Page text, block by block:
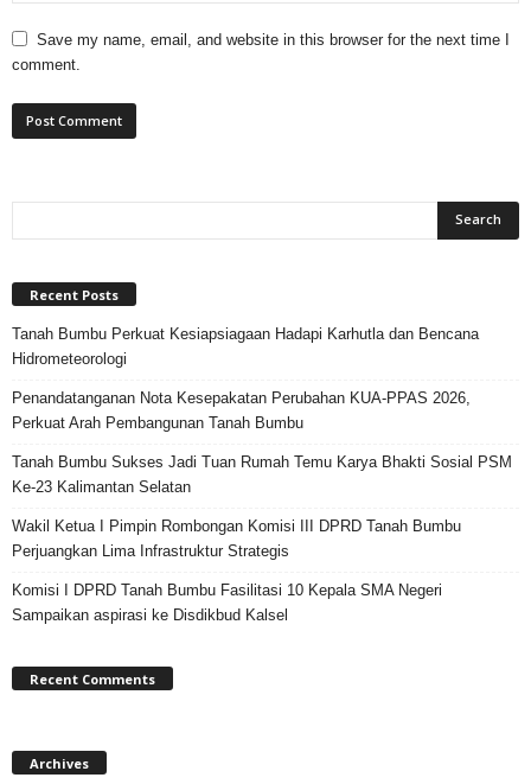
Save my name, email, and website in this browser for the next time I
comment.
Recent Posts
Tanah Bumbu Perkuat Kesiapsiagaan Hadapi Karhutla dan Bencana
Hidrometeorologi
Penandatanganan Nota Kesepakatan Perubahan KUA-PPAS 2026,
Perkuat Arah Pembangunan Tanah Bumbu
Tanah Bumbu Sukses Jadi Tuan Rumah Temu Karya Bhakti Sosial PSM
Ke-23 Kalimantan Selatan
Wakil Ketua I Pimpin Rombongan Komisi III DPRD Tanah Bumbu
Perjuangkan Lima Infrastruktur Strategis
Komisi I DPRD Tanah Bumbu Fasilitasi 10 Kepala SMA Negeri
Sampaikan aspirasi ke Disdikbud Kalsel
Recent Comments
Archives